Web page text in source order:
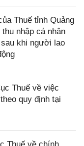
Thuế tỉnh Quảng
nhập cá nhân
khi người lao
Thuế về việc
quy định tại